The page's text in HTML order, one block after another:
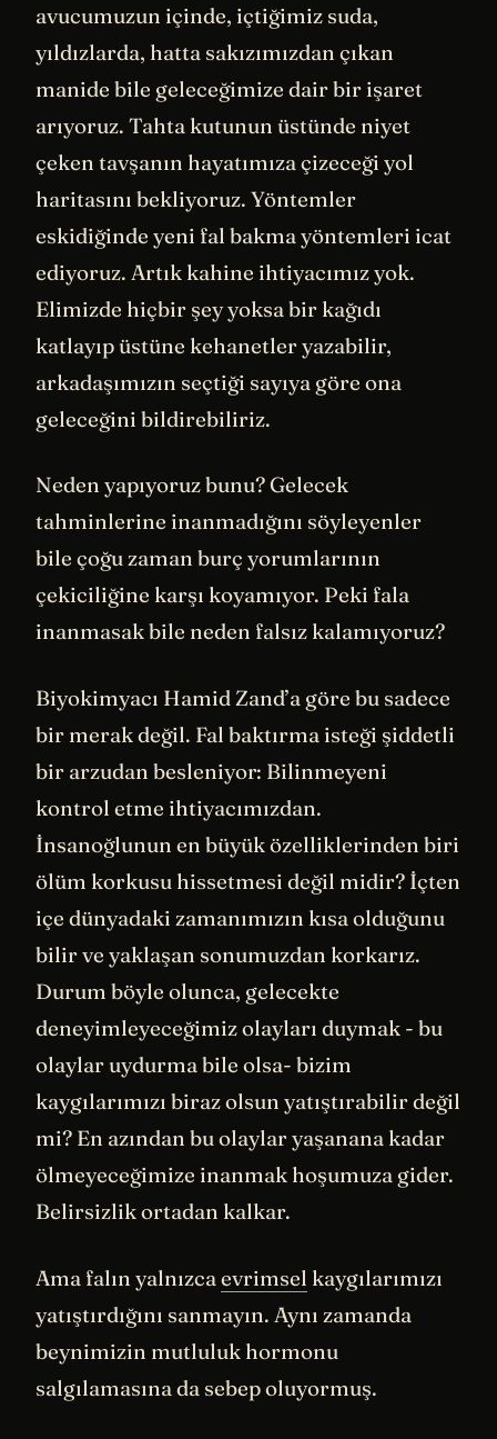
avucumuzun içinde, içtiğimiz suda,
yıldızlarda, hatta sakızımızdan çıkan
manide bile geleceğimize dair bir işaret
arıyoruz. Tahta kutunun üstünde niyet
çeken tavşanın hayatımıza çizeceği yol
haritasını bekliyoruz. Yöntemler
eskidiğinde yeni fal bakma yöntemleri icat
ediyoruz. Artık kahine ihtiyacımız yok.
Elimizde hiçbir şey yoksa bir kağıdı
katlayıp üstüne kehanetler yazabilir,
arkadaşımızın seçtiği sayıya göre ona
geleceğini bildirebiliriz.
Neden yapıyoruz bunu? Gelecek
tahminlerine inanmadığını söyleyenler
bile çoğu zaman burç yorumlarının
çekiciliğine karşı koyamıyor. Peki fala
inanmasak bile neden falsız kalamıyoruz?
Biyokimyacı Hamid Zand’a göre bu sadece
bir merak değil. Fal baktırma isteği şiddetli
bir arzudan besleniyor: Bilinmeyeni
kontrol etme ihtiyacımızdan.
İnsanoğlunun en büyük özelliklerinden biri
ölüm korkusu hissetmesi değil midir? İçten
içe dünyadaki zamanımızın kısa olduğunu
bilir ve yaklaşan sonumuzdan korkarız.
Durum böyle olunca, gelecekte
deneyimleyeceğimiz olayları duymak - bu
olaylar uydurma bile olsa- bizim
kaygılarımızı biraz olsun yatıştırabilir değil
mi? En azından bu olaylar yaşanana kadar
ölmeyeceğimize inanmak hoşumuza gider.
Belirsizlik ortadan kalkar.
Ama falın yalnızca evrimsel kaygılarımızı
yatıştırdığını sanmayın. Aynı zamanda
beynimizin mutluluk hormonu
salgılamasına da sebep oluyormuş.